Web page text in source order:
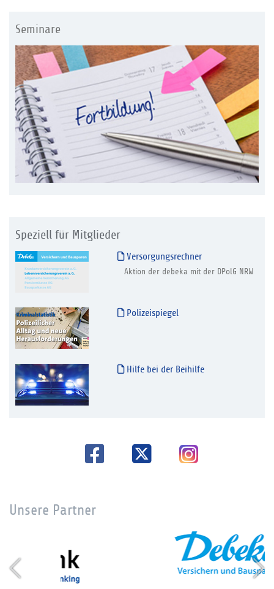
Seminare
Speziell für Mitglieder
Versorgungsrechner
Aktion der debeka mit der DPolG NRW
Polizeispiegel
Hilfe bei der Beihilfe
Unsere Partner